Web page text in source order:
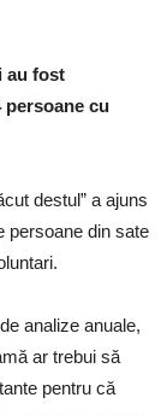
au fost
persoane cu
destul” a ajuns
persoane din sate
analize anuale,
ar trebui să
pentru că